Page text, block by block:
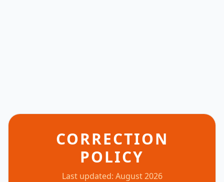
CORRECTION
POLICY
Last updated: August 2026